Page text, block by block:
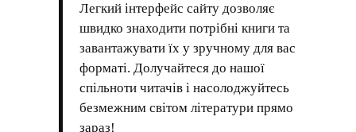
Легкий інтерфейс сайту дозволяє
швидко знаходити потрібні книги та
завантажувати їх у зручному для вас
форматі. Долучайтеся до нашої
спільноти читачів і насолоджуйтесь
безмежним світом літератури прямо
зараз!